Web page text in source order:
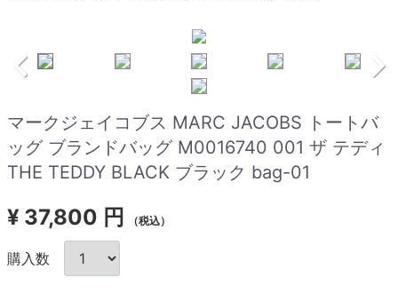
マークジェイコブス MARC JACOBS トートバ
ッグ ブランドバッグ M0016740 001 ザ テディ
THE TEDDY BLACK ブラック bag-01
¥ 37,800 円 （税込）
購入数